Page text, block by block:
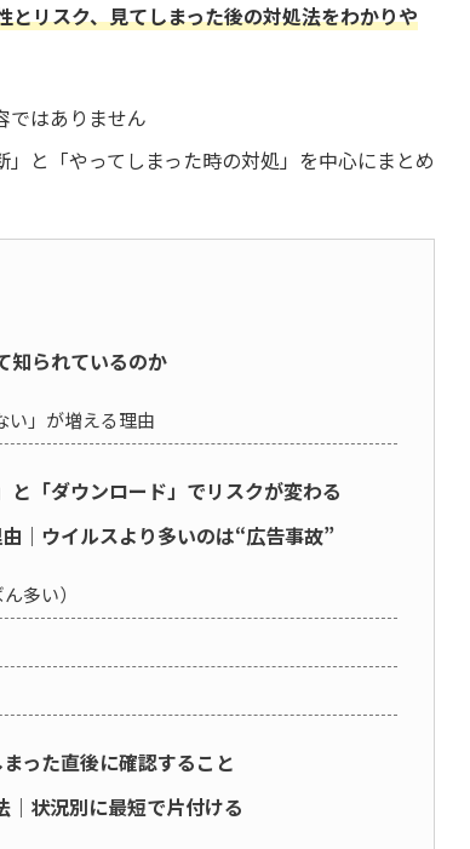
リスク、見てしまった後の対処法をわかりや
ではありません
と「やってしまった時の対処」を中心にまとめ
られているのか
い」が増える理由
「ダウンロード」でリスクが変わる
｜ウイルスより多いのは“広告事故”
多い）
った直後に確認すること
状況別に最短で片付ける